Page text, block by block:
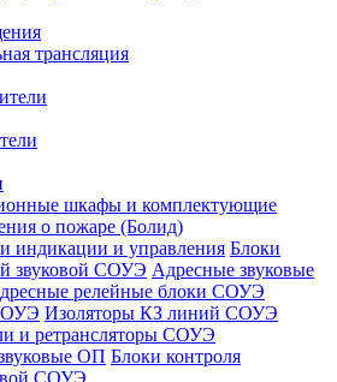
трансляция
шкафы и комплектующие
о пожаре (Болид)
индикации и управления Блоки
звуковой СОУЭ Адресные звуковые
релейные блоки СОУЭ
Изоляторы КЗ линий СОУЭ
и ретрансляторы СОУЭ
ОП Блоки контроля
СОУЭ